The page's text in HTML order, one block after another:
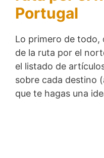
Portugal
Lo primero de todo,
de la ruta por el
el listado de
sobre cada destino
que te hagas una